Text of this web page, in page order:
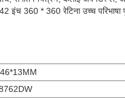
इंच 360 * 360 रेटिना उच्च परिभाषा